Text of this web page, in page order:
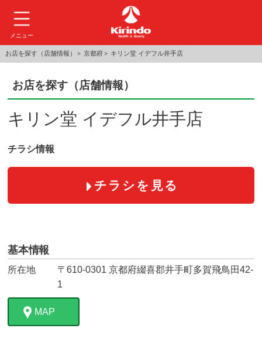
メニュー
お店を探す（店舗情報） 京都府 キリン堂 イデフル井手店
お店を探す（店舗情報）
キリン堂 イデフル井手店
チラシ情報
チラシを見る
基本情報
所在地
〒610-0301 京都府綴喜郡井手町多賀飛鳥田42-
1
MAP